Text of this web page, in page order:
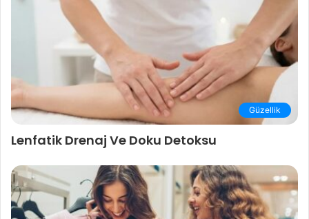
Güzellik
Lenfatik Drenaj Ve Doku Detoksu